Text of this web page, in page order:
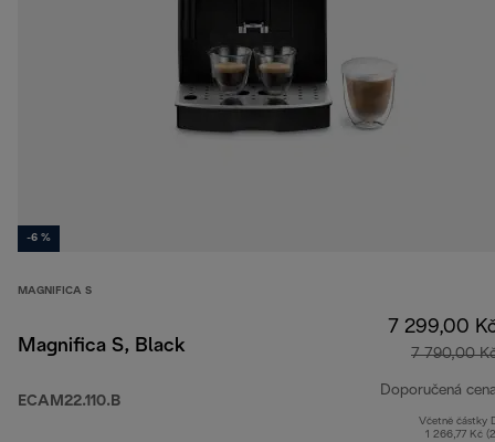
-6 %
MAGNIFICA S
Magnifica S, Black
ECAM22.110.B
7 299,00
7 790,00
Doporučená
Včetně částky
1 266,77 Kč